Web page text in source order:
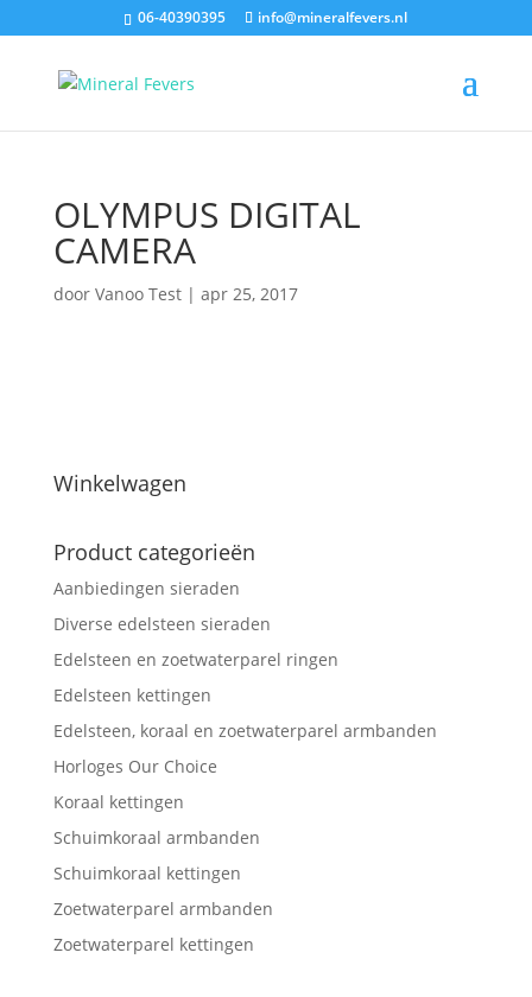
06-40390395 info@mineralfevers.nl
OLYMPUS DIGITAL
CAMERA
door Vanoo Test| apr 25, 2017
Winkelwagen
Product categorieën
Aanbiedingen sieraden
Diverse edelsteen sieraden
Edelsteen en zoetwaterparel ringen
Edelsteen kettingen
Edelsteen, koraal en zoetwaterparel armbanden
Horloges Our Choice
Koraal kettingen
Schuimkoraal armbanden
Schuimkoraal kettingen
Zoetwaterparel armbanden
Zoetwaterparel kettingen